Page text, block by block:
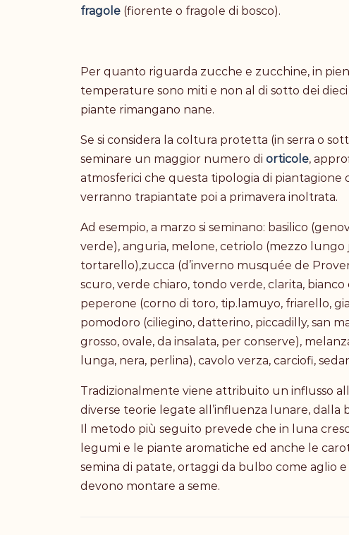
fragole (fiorente o fragole di bosco).
Per quanto riguarda zucche e zucchine, in
temperature sono miti e non al di sotto dei
piante rimangano nane.
Se si considera la coltura protetta (in serra o
seminare un maggior numero di orticole,
atmosferici che questa tipologia di piantagione
verranno trapiantate poi a primavera inoltrata.
Ad esempio, a marzo si seminano: basilico
verde), anguria, melone, cetriolo (mezzo
tortarello),zucca (d’inverno musquée de
scuro, verde chiaro, tondo verde, clarita,
peperone (corno di toro, tip.lamuyo, friarello,
pomodoro (ciliegino, datterino, piccadilly, san
grosso, ovale, da insalata, per conserve),
lunga, nera, perlina), cavolo verza, carciofi,
Tradizionalmente viene attribuito un influsso
diverse teorie legate all’influenza lunare, dalla
Il metodo più seguito prevede che in luna
legumi e le piante aromatiche ed anche le
semina di patate, ortaggi da bulbo come aglio
devono montare a seme.